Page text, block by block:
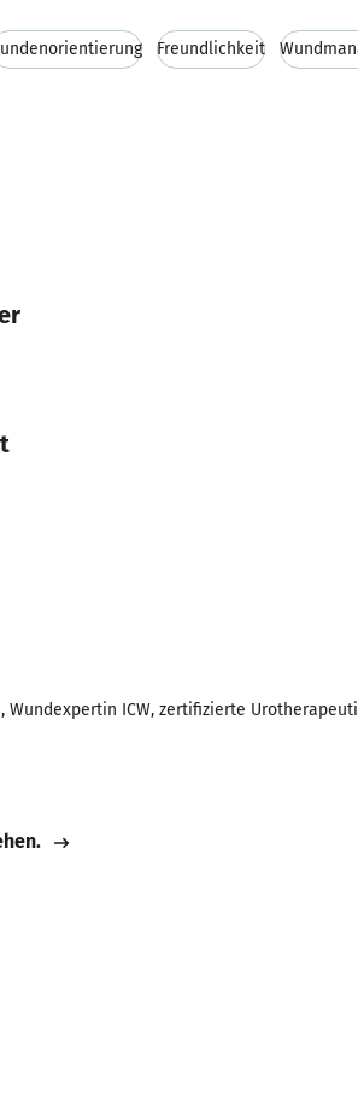
Freundlichkeit
ICW, zertifizierte